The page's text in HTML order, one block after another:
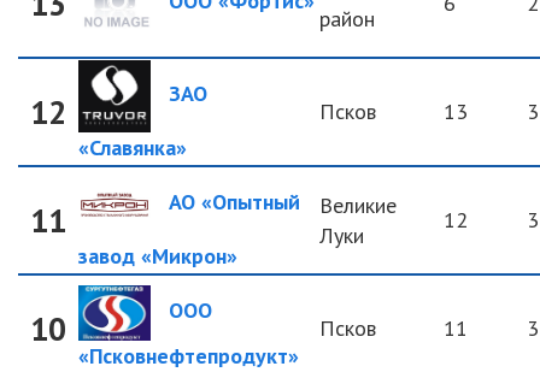
район
12
ЗАО
«Славянка»
Псков 13
11
АО «Опытный
завод «Микрон»
Великие
Луки
12
10
ООО
«Псковнефтепродукт»
Псков 11